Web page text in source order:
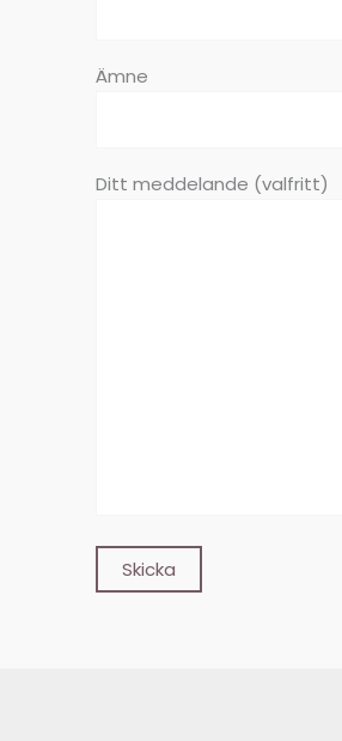
Ämne
Ditt meddelande (valfritt)